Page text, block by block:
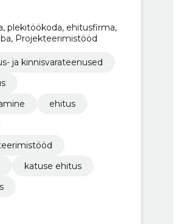
plekitöökoda, ehitusfirma,
Projekteerimistööd
ja kinnisvarateenused
ehitus
katuse ehitus